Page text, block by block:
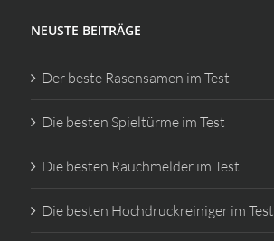
NEUSTE BEITRÄGE
Der beste Rasensamen im Test
Die besten Spieltürme im Test
Die besten Rauchmelder im Test
Die besten Hochdruckreiniger im Test